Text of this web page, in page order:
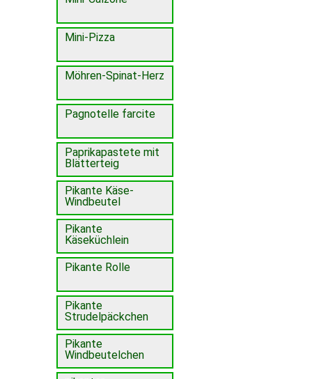
Mini-Pizza
Möhren-Spinat-Herz
Pagnotelle farcite
Paprikapastete mit
Blätterteig
Pikante Käse-
Windbeutel
Pikante
Käseküchlein
Pikante Rolle
Pikante
Strudelpäckchen
Pikante
Windbeutelchen